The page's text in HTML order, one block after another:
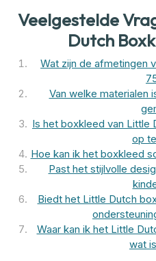
Veelgestelde
Dutch
Wat zijn de afmetingen
Van welke materialen
Is het boxkleed van Little
op
Hoe kan ik het boxkleed
Past het stijlvolle
Biedt het Little Dutch
Waar kan ik het Little
wat